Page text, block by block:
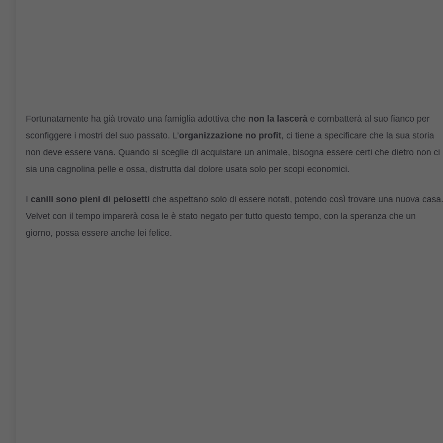
Fortunatamente ha già trovato una famiglia adottiva che non la lascerà e combatterà al suo fianco per
sconfiggere i mostri del suo passato. L’organizzazione no profit, ci tiene a specificare che la sua storia
non deve essere vana. Quando si sceglie di acquistare un animale, bisogna essere certi che dietro non ci
sia una cagnolina pelle e ossa, distrutta dal dolore usata solo per scopi economici.
I canili sono pieni di pelosetti che aspettano solo di essere notati, potendo così trovare una nuova casa.
Velvet con il tempo imparerà cosa le è stato negato per tutto questo tempo, con la speranza che un
giorno, possa essere anche lei felice.